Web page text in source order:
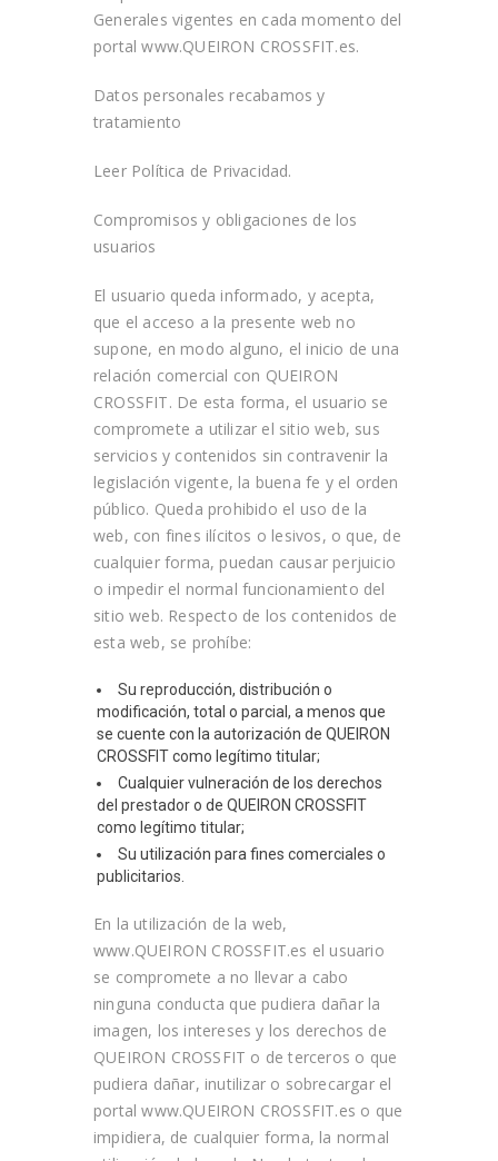
Generales vigentes en cada momento del
portal www.QUEIRON CROSSFIT.es.
Datos personales recabamos y
tratamiento​
Leer Política de Privacidad.
Compromisos y obligaciones de los
usuarios
El usuario queda informado, y acepta,
que el acceso a la presente web no
supone, en modo alguno, el inicio de una
relación comercial con QUEIRON
CROSSFIT. De esta forma, el usuario se
compromete a utilizar el sitio web, sus
servicios y contenidos sin contravenir la
legislación vigente, la buena fe y el orden
público. Queda prohibido el uso de la
web, con fines ilícitos o lesivos, o que, de
cualquier forma, puedan causar perjuicio
o impedir el normal funcionamiento del
sitio web. Respecto de los contenidos de
esta web, se prohíbe:
Su reproducción, distribución o
modificación, total o parcial, a menos que
se cuente con la autorización de QUEIRON
CROSSFITcomo legítimo titular;
Cualquier vulneración de los derechos
del prestador o de QUEIRON CROSSFIT
como legítimo titular;
Su utilización para fines comerciales o
publicitarios.
En la utilización de la web,
www.QUEIRON CROSSFIT.es el usuario
se compromete a no llevar a cabo
ninguna conducta que pudiera dañar la
imagen, los intereses y los derechos de
QUEIRON CROSSFIT o de terceros o que
pudiera dañar, inutilizar o sobrecargar el
portal www.QUEIRON CROSSFIT.es o que
impidiera, de cualquier forma, la normal